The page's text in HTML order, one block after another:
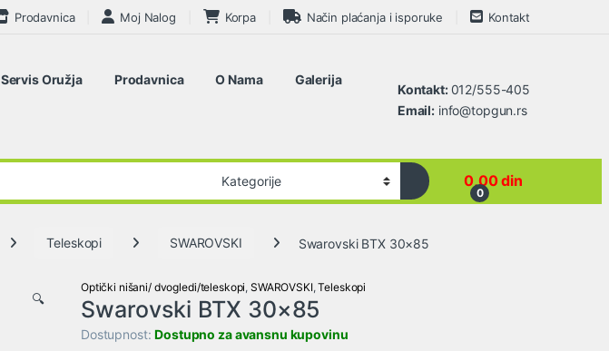
Prodavnica Moj Nalog Korpa Način plaćanja i isporuke Kontakt
Servis Oružja Prodavnica O Nama Galerija
Kontakt:012/555-405
Email:info@topgun.rs
0
0,00din
Teleskopi SWAROVSKI Swarovski BTX 30×85
🔍
Optički nišani/ dvogledi/teleskopi, SWAROVSKI,Teleskopi
Swarovski BTX 30×85
Dostupnost:Dostupno za avansnu kupovinu